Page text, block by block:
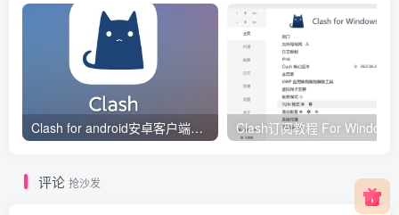
Clash for android安卓客户端保姆级新手使用教程
评论 抢沙发